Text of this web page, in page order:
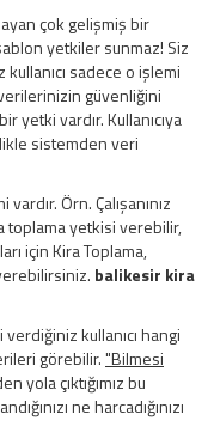
çok gelişmiş bir
yetkiler sunmaz! Siz
sadece o işlemi
güvenliğini
yetki vardır. Kullanıcıya
sistemden veri
Örn. Çalışanınız
toplama yetkisi verebilir,
için Kira Toplama,
balikesir kira
kullanıcı hangi
görebilir."Bilmesi
yola çıktığımız bu
ne harcadığınızı